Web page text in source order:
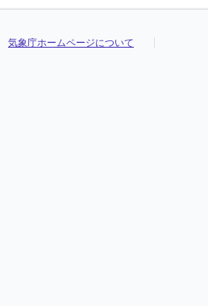
気象庁ホームページについて